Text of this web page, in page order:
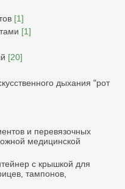
[1]
[1]
[20]
дыхания "рот
и перевязочных
медицинской
с крышкой для
тампонов,